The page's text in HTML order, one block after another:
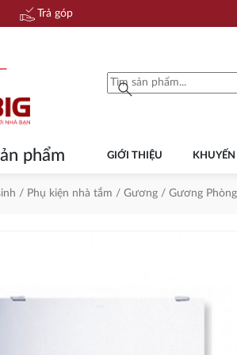
approval_delegation Trả góp
search
phẩm GIỚI THIỆU KHUYẾN
/ Phụ kiện nhà tắm / Gương / Gương